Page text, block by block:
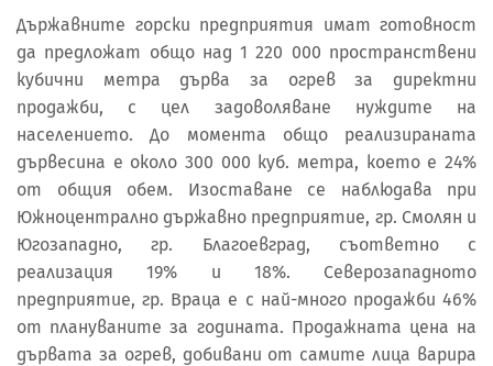
Държавните горски предприятия имат готовност
да предложат общо над 1 220 000 пространствени
кубични метра дърва за огрев за директни
продажби, с цел задоволяване нуждите на
населението. До момента общо реализираната
дървесина е около 300 000 куб. метра, което е 24%
от общия обем. Изоставане се наблюдава при
Южноцентрално държавно предприятие, гр. Смолян и
Югозападно, гр. Благоевград, съответно с
реализация 19% и 18%. Северозападното
предприятие, гр. Враца е с най-много продажби 46%
от плануваните за годината. Продажната цена на
дървата за огрев, добивани от самите лица варира